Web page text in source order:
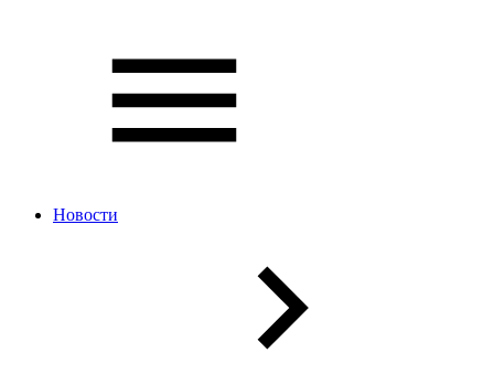
Новости